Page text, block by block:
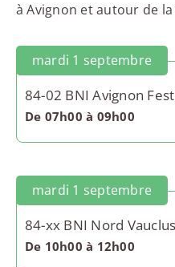
à Avignon et autour de la
mardi 1 septembre
84-02 BNI Avignon
De 07h00 à 09h00
mardi 1 septembre
84-xx BNI Nord
De 10h00 à 12h00